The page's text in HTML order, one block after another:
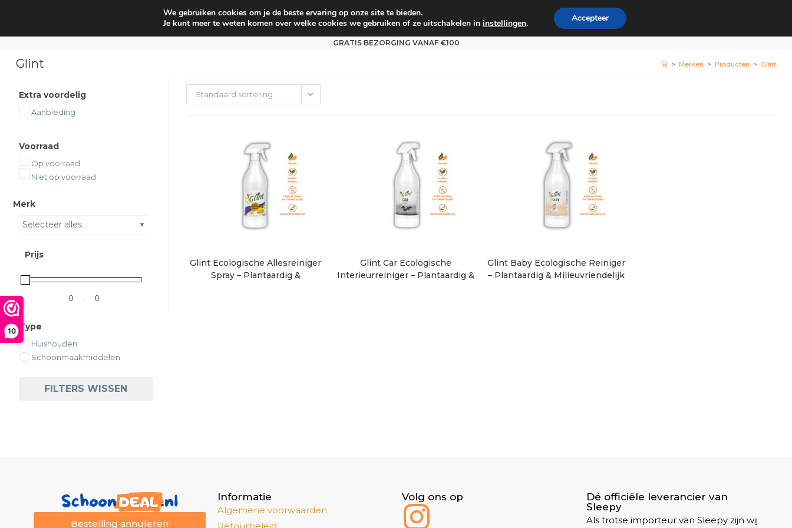
10
Huishouden Interieur parfum Babyverzorging Persoonlijke verzorging Zakelijk 0
GRATIS BEZORGING VANAF €100
Glint > Merken > Producten > Glint
Standaard sortering
Glint Ecologische Allesreiniger
Spray – Plantaardig &
Glint Car Ecologische
Interieurreiniger – Plantaardig &
Glint Baby Ecologische Reiniger
– Plantaardig & Milieuvriendelijk
Extra voordelig
Aanbieding
Voorraad
Op voorraad
Niet op voorraad
Merk
Selecteer alles
Prijs
-
Type
Huishouden
Schoonmaakmiddelen
FILTERS WISSEN
Bestelling annuleren
Informatie
Algemene voorwaarden
Volg ons op
Dé officiële leverancier van
Sleepy
Als trotse importeur van Sleepy zijn wij
We gebruiken cookies om je de beste ervaring op onze site te bieden.
Je kunt meer te weten komen over welke cookies we gebruiken of ze uitschakelen in instellingen. Accepteer